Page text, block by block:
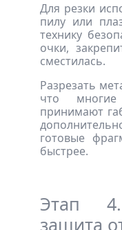
Для резки
пилу или
технику
очки,
сместилась.
Разрезать
что
принимают
готовые
быстрее.
Этап
защита